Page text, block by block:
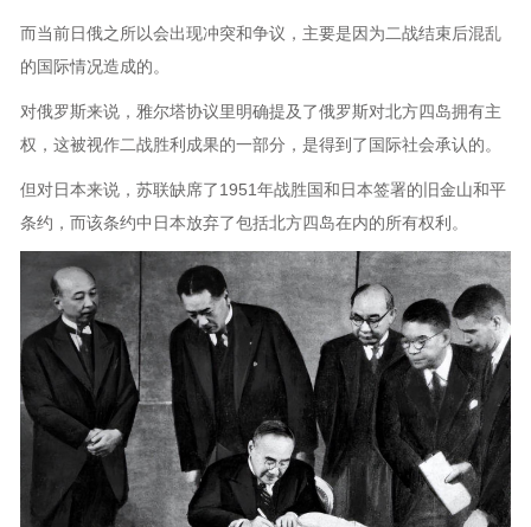
而当前日俄之所以会出现冲突和争议，主要是因为二战结束后混乱
的国际情况造成的。
对俄罗斯来说，雅尔塔协议里明确提及了俄罗斯对北方四岛拥有主
权，这被视作二战胜利成果的一部分，是得到了国际社会承认的。
但对日本来说，苏联缺席了1951年战胜国和日本签署的旧金山和平
条约，而该条约中日本放弃了包括北方四岛在内的所有权利。